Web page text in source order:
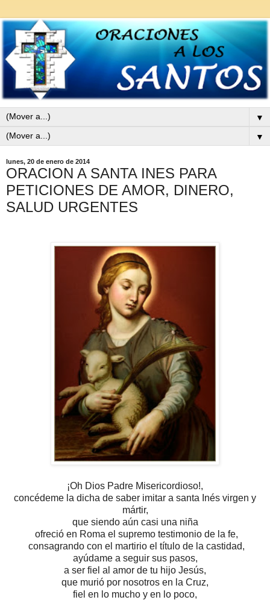
▼
▼
lunes, 20 de enero de 2014
ORACION A SANTA INES PARA
PETICIONES DE AMOR, DINERO,
SALUD URGENTES
¡Oh Dios Padre Misericordioso!,
concédeme la dicha de saber imitar a santa Inés virgen y
mártir,
que siendo aún casi una niña
ofreció en Roma el supremo testimonio de la fe,
consagrando con el martirio el título de la castidad,
ayúdame a seguir sus pasos,
a ser fiel al amor de tu hijo Jesús,
que murió por nosotros en la Cruz,
fiel en lo mucho y en lo poco,